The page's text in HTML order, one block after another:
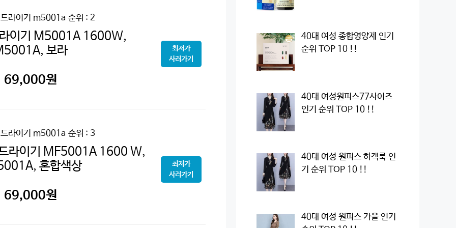
라이기 m5001a 순위 : 2
이기 M5001A 1600W,
보라
69,000원
최저가
사러가기
라이기 m5001a 순위 : 3
라이기 MF5001A 1600 W,
혼합색상
69,000원
최저가
사러가기
40대 여성 종합영양제 인기
순위 TOP 10 !!
40대 여성원피스77사이즈
인기 순위 TOP 10 !!
40대 여성 원피스 하객룩 인
기 순위 TOP 10 !!
40대 여성 원피스 가을 인기